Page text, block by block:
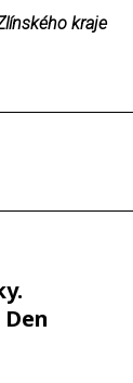
kraje